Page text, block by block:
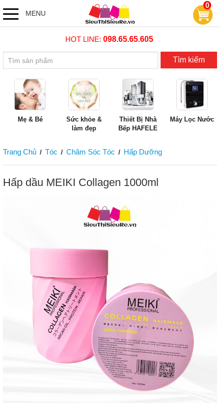
MENU
0
HOT LINE: 098.65.65.605
Tìm kiếm
Mẹ & Bé
Sức khỏe &
làm đẹp
Thiết Bị Nhà
Bếp HAFELE
Máy Lọc Nước
Trang Chủ / Tóc / Chăm Sóc Tóc / Hấp Dưỡng
Hấp dầu MEIKI Collagen 1000ml